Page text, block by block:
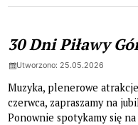
30 Dni Piławy
Utworzono: 25.05.2026
Muzyka, plenerowe
czerwca, zapraszamy na
Ponownie spotykamy się